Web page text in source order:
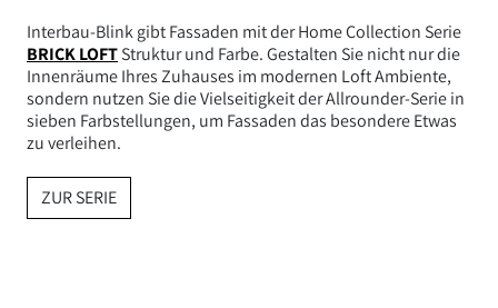
Interbau-Blink gibt Fassaden mit der Home Collection Serie
BRICK LOFTStruktur und Farbe. Gestalten Sie nicht nur die
Innenräume Ihres Zuhauses im modernen Loft Ambiente,
sondern nutzen Sie die Vielseitigkeit der Allrounder-Serie in
sieben Farbstellungen, um Fassaden das besondere Etwas
zu verleihen.
ZUR SERIE